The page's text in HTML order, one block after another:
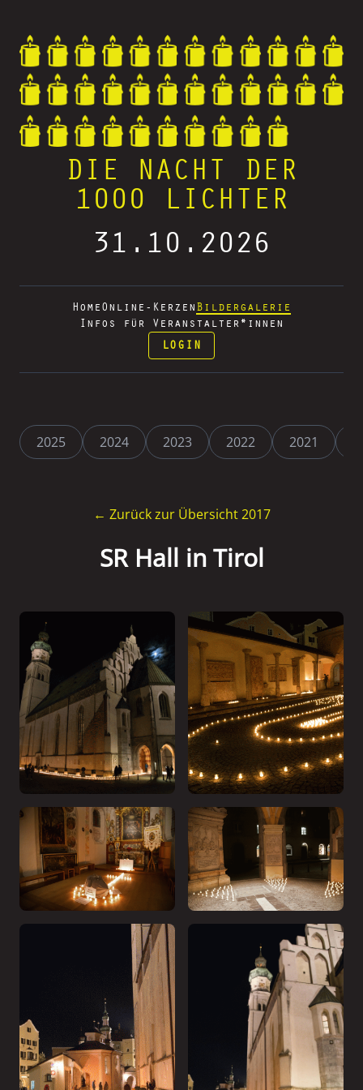
DIE NACHT DER
1000 LICHTER
31.10.2026
Home Online-Kerzen Bildergalerie
Infos für Veranstalter*innen
LOGIN
2025 2024 2023 2022 2021
← Zurück zur Übersicht 2017
SR Hall in Tirol